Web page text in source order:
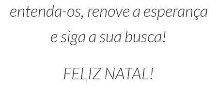
entenda-os, renove a esperança
e siga a sua busca!
FELIZ NATAL!